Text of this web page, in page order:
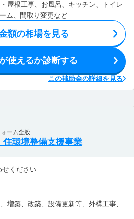
屋根工事、お風呂、キッチン、トイレ
ム、間取り変更など
額の相場を見る
使えるか診断する
この補助金の詳細を見る
ォーム全般
環境整備支援事業
せください
増築、改築、設備更新等、外構工事、